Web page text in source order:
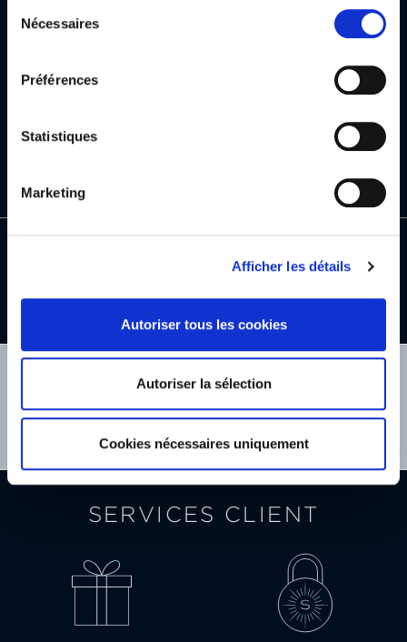
Nécessaires
Préférences
Statistiques
Marketing
Afficher les détails
Autoriser tous les cookies
Autoriser la sélection
Cookies nécessaires uniquement
d'origine naturelle
breveté
SUIVEZ-NOUS
SERVICES CLIENT